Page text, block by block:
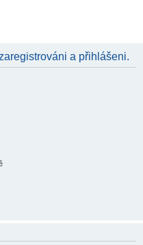
a přihlášeni.